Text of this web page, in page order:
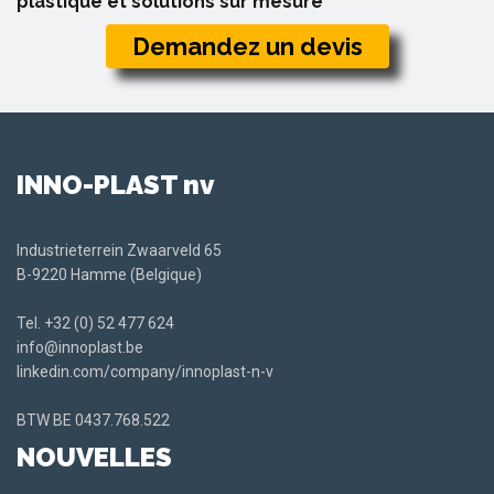
Demandez un devis
INNO-PLAST nv
Industrieterrein Zwaarveld 65
B-9220 Hamme (Belgique)
Tel. +32 (0) 52 477 624
info@innoplast.be
linkedin.com/company/innoplast-n-v
BTW BE 0437.768.522
NOUVELLES